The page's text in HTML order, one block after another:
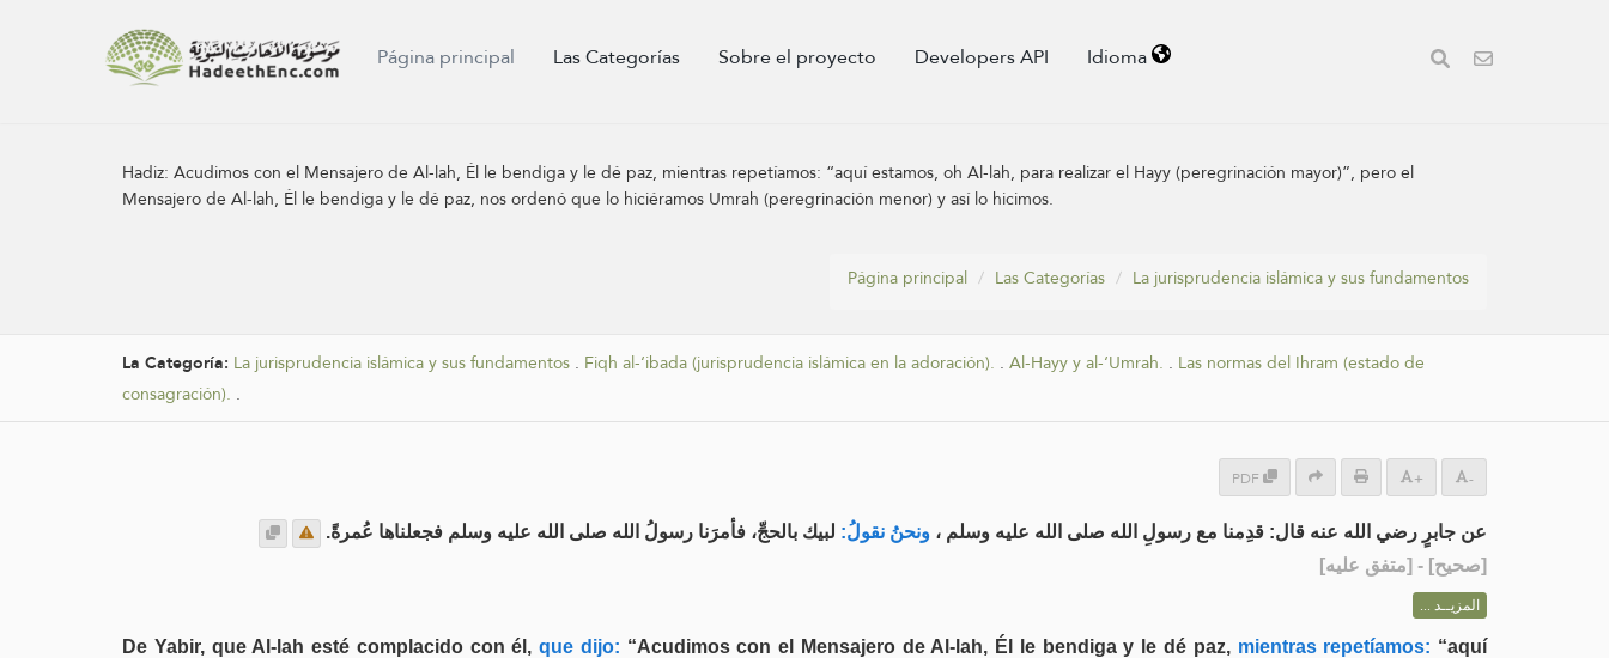
Página principal Las Categorías Sobre el proyecto Developers API Idioma
Hadiz:Acudimos con el Mensajero de Al-lah, Él le bendiga y le dé paz, mientras repetíamos: “aquí estamos, oh Al-lah, para realizar el Hayy (peregrinación mayor)”, pero el
Mensajero de Al-lah, Él le bendiga y le dé paz, nos ordenó que lo hiciéramos Umrah (peregrinación menor) y así lo hicimos.
Página principal Las Categorías La jurisprudencia islámica y sus fundamentos
La Categoría: La jurisprudencia islámica y sus fundamentos . Fiqh al-‘ibada (jurisprudencia islámica en la adoración). . Al-Hayy y al-‘Umrah. . Las normas del Ihram (estado de
consagración). .
PDF + -
عن جابرٍ رضي الله عنه قال: قدِمنا مع رسولِ الله صلى الله عليه وسلم ، ونحنُ نقولُ: لبيك بالحجِّ، فأمرَنا رسولُ الله صلى الله عليه وسلم فجعلناها عُمرةً.
[صحيح] - [متفق عليه]
المزيــد ...
De Yabir, que Al-lah esté complacido con él, que dijo: “Acudimos con el Mensajero de Al-lah, Él le bendiga y le dé paz,mientras repetíamos: “aquí